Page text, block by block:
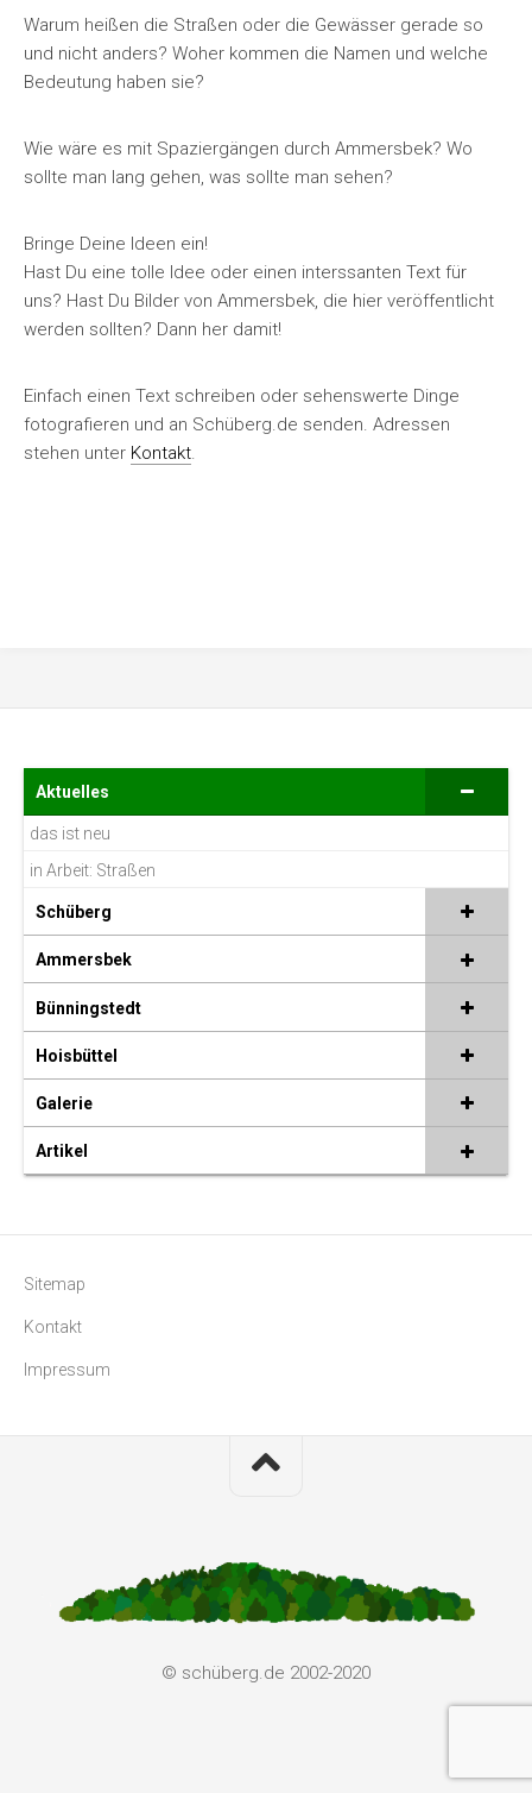
Warum heißen die Straßen oder die Gewässer gerade so
und nicht anders? Woher kommen die Namen und welche
Bedeutung haben sie?
Wie wäre es mit Spaziergängen durch Ammersbek? Wo
sollte man lang gehen, was sollte man sehen?
Bringe Deine Ideen ein!
Hast Du eine tolle Idee oder einen interssanten Text für
uns? Hast Du Bilder von Ammersbek, die hier veröffentlicht
werden sollten? Dann her damit!
Einfach einen Text schreiben oder sehenswerte Dinge
fotografieren und an Schüberg.de senden. Adressen
stehen unter Kontakt.
Aktuelles
das ist neu
in Arbeit: Straßen
Schüberg
Ammersbek
Bünningstedt
Hoisbüttel
Galerie
Artikel
Sitemap
Kontakt
Impressum
© schüberg.de 2002-2020